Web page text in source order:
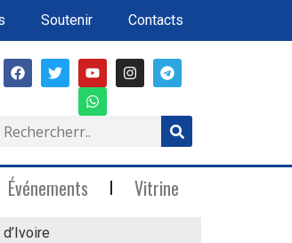
Soutenir Contacts
Événements Vitrine